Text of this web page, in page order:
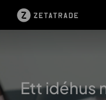
Ett idéhus